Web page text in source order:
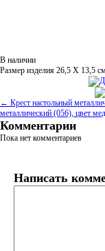
В наличии
Размер изделия 26,5 Х 13,5
← Крест настольный
металлический (056), цвет
Комментарии
Пока нет комментариев
Написать